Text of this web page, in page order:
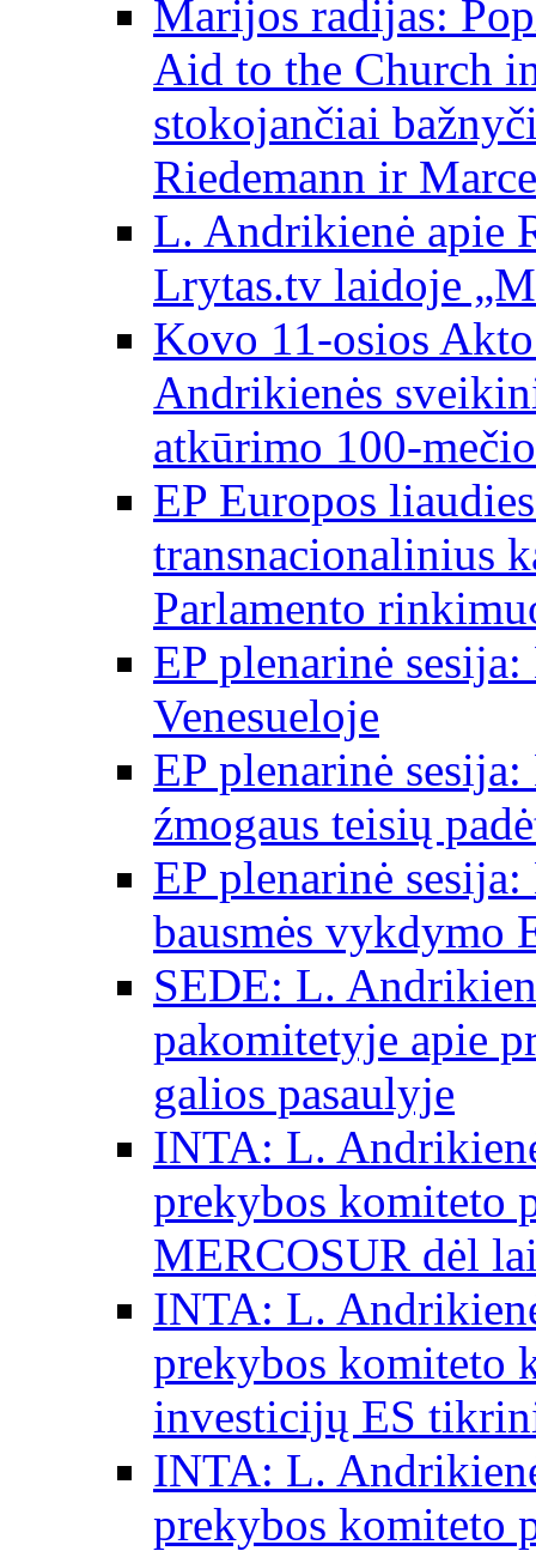
Marijos radijas:
Aid to the Church
stokojančiai
Riedemann ir
L. Andrikienė apie
Lrytas.tv laidoje
Kovo 11-osios
Andrikienės
atkūrimo 100-
EP Europos
transnacionalinius
Parlamento
EP plenarinė
Venesueloje
EP plenarinė
źmogaus teisių
EP plenarinė
bausmės vykdymo
SEDE: L.
pakomitetyje apie
galios pasaulyje
INTA: L.
prekybos komiteto
MERCOSUR dėl
INTA: L.
prekybos komiteto
investicijų ES
INTA: L.
prekybos komiteto